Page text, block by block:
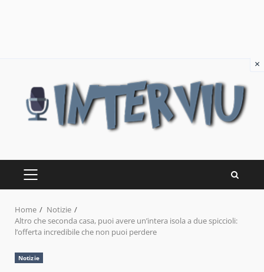
content
PRIMARY
Home
Notizie
Altro che seconda casa, puoi avere un’intera isola a due spiccioli:
l’offerta incredibile che non puoi perdere
Notizie
×